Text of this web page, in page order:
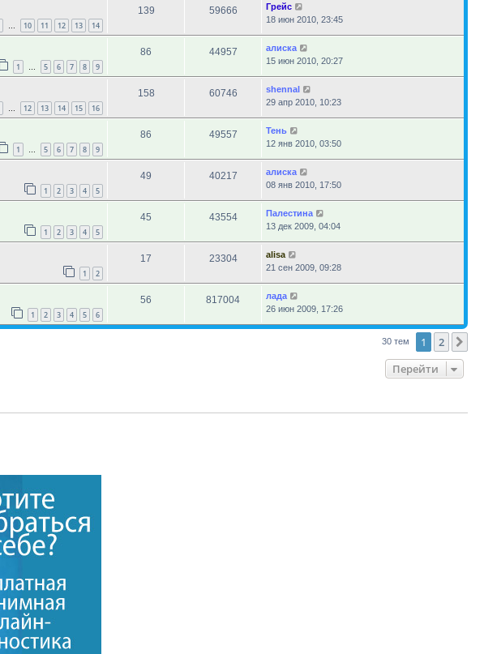
… 10 11 12 13 14
139 59666
Грейс
18 июн 2010, 23:45
1 … 5 6 7 8 9
86 44957
алиска
15 июн 2010, 20:27
… 12 13 14 15 16
158 60746
shennal
29 апр 2010, 10:23
1 … 5 6 7 8 9
86 49557
Тень
12 янв 2010, 03:50
1 2 3 4 5
49 40217
алиска
08 янв 2010, 17:50
1 2 3 4 5
45 43554
Палестина
13 дек 2009, 04:04
1 2
17 23304
alisa
21 сен 2009, 09:28
1 2 3 4 5 6
56 817004
лада
26 июн 2009, 17:26
30 тем 1 2
Перейти